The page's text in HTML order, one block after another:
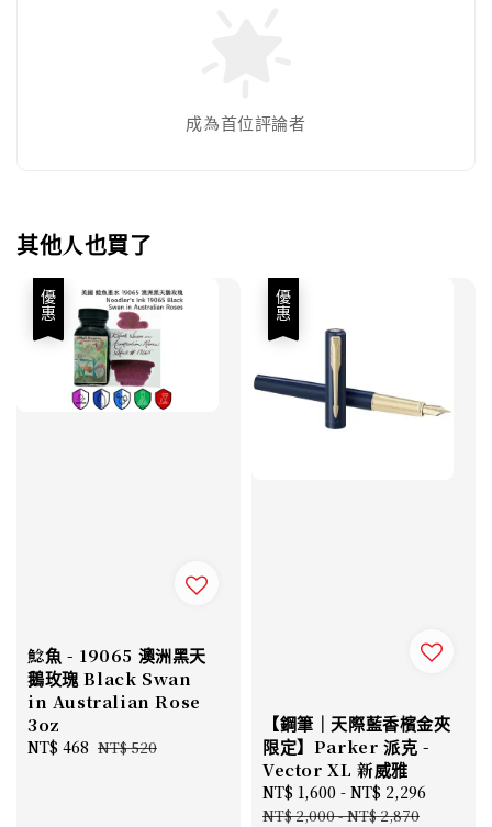
成為首位評論者
其他人也買了
優惠
鯰魚 - 19065 澳洲黑天
鵝玫瑰 Black Swan
in Australian Rose
3oz
Sale
NT$ 468 Regular
NT$ 520
優惠
【鋼筆｜天際藍香檳金夾
限定】Parker 派克 -
Vector XL 新威雅
Sale
price
NT$ 1,600 - NT$ 2,296
NT$ 2,000-NT$ 2,870